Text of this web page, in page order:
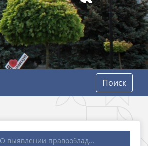
Поиск
О выявлении правооблад...